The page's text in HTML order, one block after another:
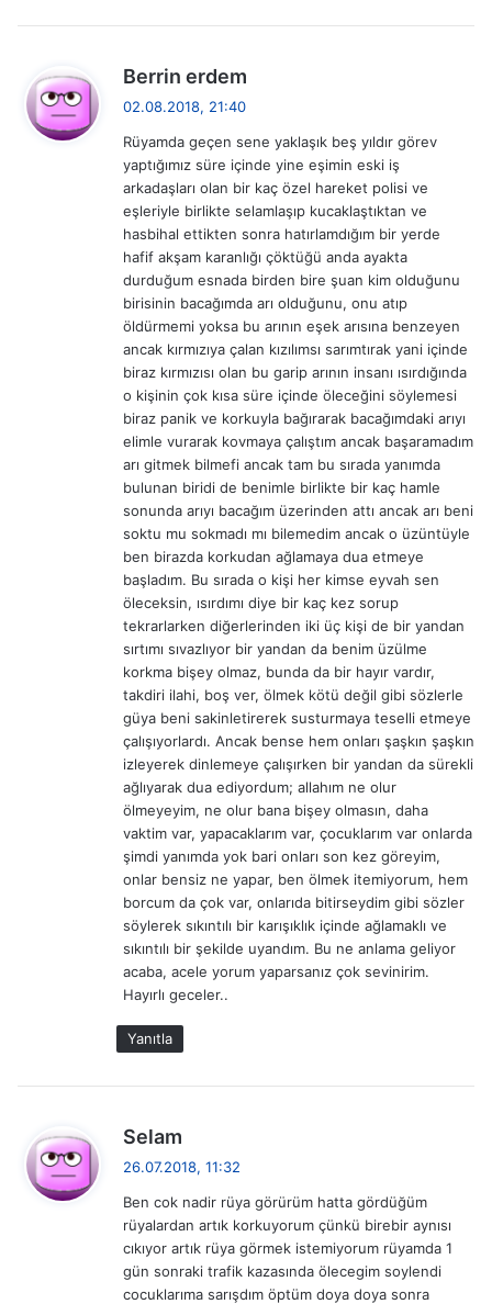
Berrin erdem
i
k
02.08.2018, 21:40
Rüyamda geçen sene yaklaşık beş yıldır görev
yaptığımız süre içinde yine eşimin eski iş
arkadaşları olan bir kaç özel hareket polisi ve
eşleriyle birlikte selamlaşıp kucaklaştıktan ve
hasbihal ettikten sonra hatırlamdığım bir yerde
hafif akşam karanlığı çöktüğü anda ayakta
durduğum esnada birden bire şuan kim olduğunu
birisinin bacağımda arı olduğunu, onu atıp
öldürmemi yoksa bu arının eşek arısına benzeyen
ancak kırmızıya çalan kızılımsı sarımtırak yani içinde
biraz kırmızısı olan bu garip arının insanı ısırdığında
o kişinin çok kısa süre içinde öleceğini söylemesi
biraz panik ve korkuyla bağırarak bacağımdaki arıyı
elimle vurarak kovmaya çalıştım ancak başaramadım
arı gitmek bilmefi ancak tam bu sırada yanımda
bulunan biridi de benimle birlikte bir kaç hamle
sonunda arıyı bacağım üzerinden attı ancak arı beni
soktu mu sokmadı mı bilemedim ancak o üzüntüyle
ben birazda korkudan ağlamaya dua etmeye
başladım. Bu sırada o kişi her kimse eyvah sen
öleceksin, ısırdımı diye bir kaç kez sorup
tekrarlarken diğerlerinden iki üç kişi de bir yandan
sırtımı sıvazlıyor bir yandan da benim üzülme
korkma bişey olmaz, bunda da bir hayır vardır,
takdiri ilahi, boş ver, ölmek kötü değil gibi sözlerle
güya beni sakinletirerek susturmaya teselli etmeye
çalışıyorlardı. Ancak bense hem onları şaşkın şaşkın
izleyerek dinlemeye çalışırken bir yandan da sürekli
ağlıyarak dua ediyordum; allahım ne olur
ölmeyeyim, ne olur bana bişey olmasın, daha
vaktim var, yapacaklarım var, çocuklarım var onlarda
şimdi yanımda yok bari onları son kez göreyim,
onlar bensiz ne yapar, ben ölmek itemiyorum, hem
borcum da çok var, onlarıda bitirseydim gibi sözler
söylerek sıkıntılı bir karışıklık içinde ağlamaklı ve
sıkıntılı bir şekilde uyandım. Bu ne anlama geliyor
acaba, acele yorum yaparsanız çok sevinirim.
Hayırlı geceler..
Yanıtla
Selam
i
k
26.07.2018, 11:32
Ben cok nadir rüya görürüm hatta gördüğüm
rüyalardan artık korkuyorum çünkü birebir aynısı
cıkıyor artık rüya görmek istemiyorum rüyamda 1
gün sonraki trafik kazasında ölecegim soylendi
cocuklarıma sarışdım öptüm doya doya sonra